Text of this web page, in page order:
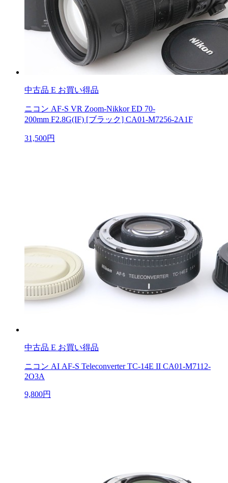
中古品 E お買い得品
ニコン AF-S VR Zoom-Nikkor ED 70-
200mm F2.8G(IF) [ブラック] CA01-M7256-2A1F
31,500円
中古品 E お買い得品
ニコン AI AF-S Teleconverter TC-14E II CA01-M7112-
2O3A
9,800円